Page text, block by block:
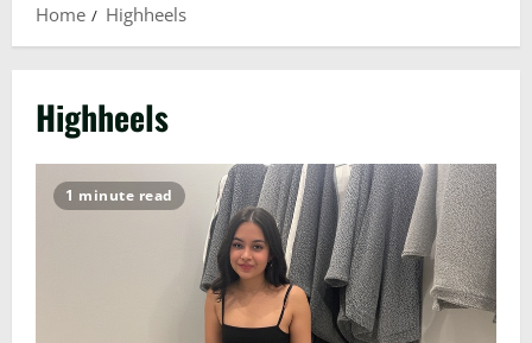
Home Highheels
Highheels
1 minute read